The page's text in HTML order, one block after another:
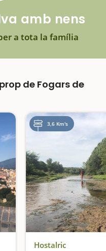
amb nens
a tota la família
de Fogars de
3,6 Km's
Hostalric